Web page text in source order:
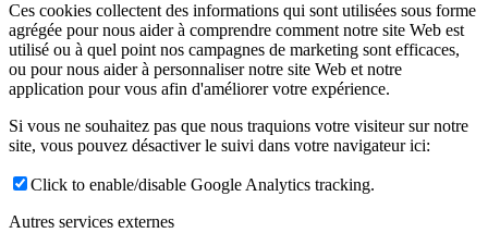
Ces cookies collectent des informations qui sont utilisées sous forme
agrégée pour nous aider à comprendre comment notre site Web est
utilisé ou à quel point nos campagnes de marketing sont efficaces,
ou pour nous aider à personnaliser notre site Web et notre
application pour vous afin d'améliorer votre expérience.
Si vous ne souhaitez pas que nous traquions votre visiteur sur notre
site, vous pouvez désactiver le suivi dans votre navigateur ici:
Click to enable/disable Google Analytics tracking.
Autres services externes